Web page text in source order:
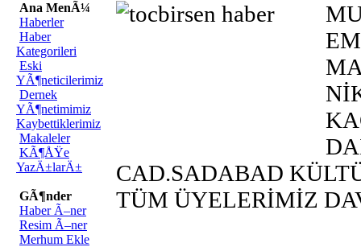
Ana MenÃ¼
Haberler
Haber
Kategorileri
Eski
YÃ¶neticilerimiz
Dernek
YÃ¶netimimiz
Kaybettiklerimiz
Makaleler
KÃ¶ÅŸe
YazÄ±larÄ±
GÃ¶nder
Haber Ã–ner
Resim Ã–ner
Merhum Ekle
CAD.SADABAD
TÜM ÜYELERİMİZ